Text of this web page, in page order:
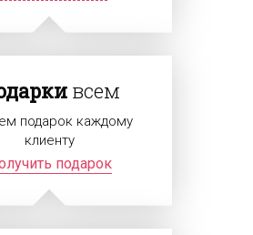
всем
подарок каждому
клиенту
подарок